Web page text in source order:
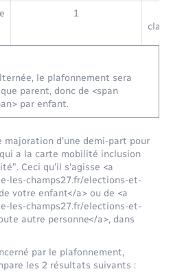
1
le plafonnement sera
parent, donc de <span
par enfant.
majoration d'une demi-part pour
a la carte mobilité inclusion
Ceci qu'il s'agisse <a
les-champs27.fr/elections-et-
votre enfant</a> ou de <a
les-champs27.fr/elections-et-
autre personne</a>, dans
par le plafonnement,
les 2 résultats suivants :